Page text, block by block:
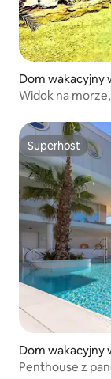
Dom wakacyjny
Widok na
Superhost
Superhost
Dom wakacyjny
Penthouse z